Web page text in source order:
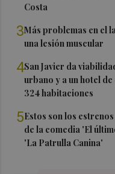
Costa
3Más problemas en el
una lesión muscular
4San Javier da
urbano y a un hotel
324 habitaciones
5Estos son los
de la comedia 'El
'La Patrulla Canina'